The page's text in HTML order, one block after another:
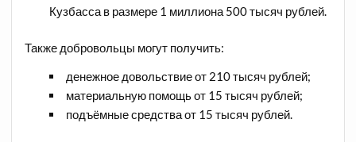
Кузбасса в размере 1 миллиона 500 тысяч рублей.
Также добровольцы могут получить:
денежное довольствие от 210 тысяч рублей;
материальную помощь от 15 тысяч рублей;
подъёмные средства от 15 тысяч рублей.